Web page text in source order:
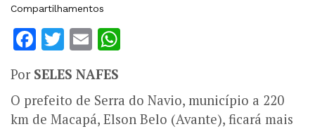
Compartilhamentos
Facebook
Twitter
Email
Por SELES NAFES
O prefeito de Serra do Navio, município a 220
km de Macapá, Elson Belo (Avante), ficará mais